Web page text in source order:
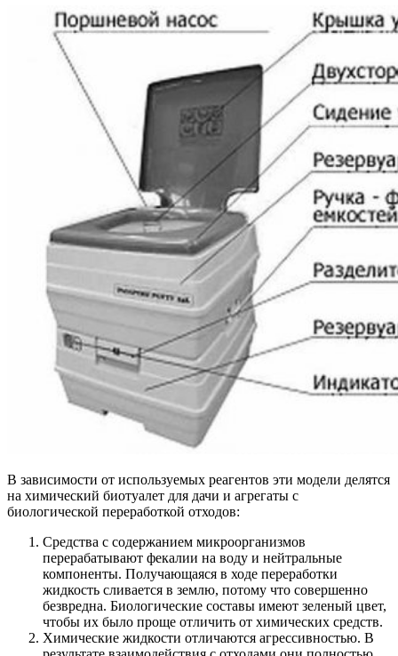
В зависимости от используемых реагентов эти модели делятся
на химический биотуалет для дачи и агрегаты с
биологической переработкой отходов:
Средства с содержанием микроорганизмов
перерабатывают фекалии на воду и нейтральные
компоненты. Получающаяся в ходе переработки
жидкость сливается в землю, потому что совершенно
безвредна. Биологические составы имеют зеленый цвет,
чтобы их было проще отличить от химических средств.
Химические жидкости отличаются агрессивностью. В